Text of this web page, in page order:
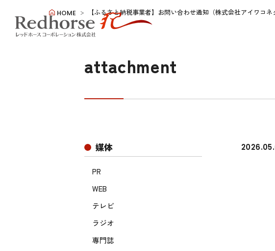
HOME 【ふるさと納税事業者】お問い合わせ通知（株式会社アイワコネ
attachment
媒体
PR
WEB
テレビ
ラジオ
専門誌